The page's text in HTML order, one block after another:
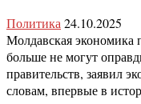
Политика 24.10.2025
Молдавская экономика
больше не могут
правительств, заявил
словам, впервые в